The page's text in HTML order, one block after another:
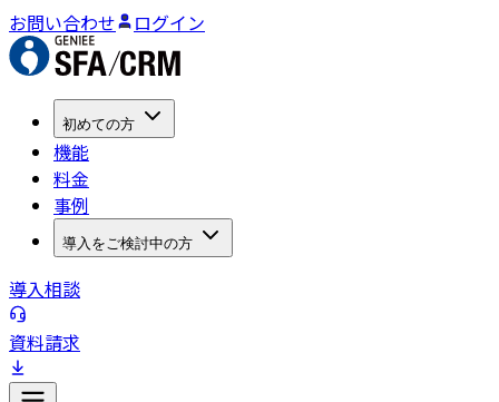
お問い合わせ ログイン
初めての方
機能
料金
事例
導入をご検討中の方
導入相談
資料請求